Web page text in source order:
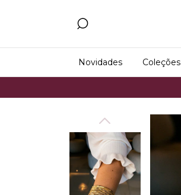
Novidades Coleções